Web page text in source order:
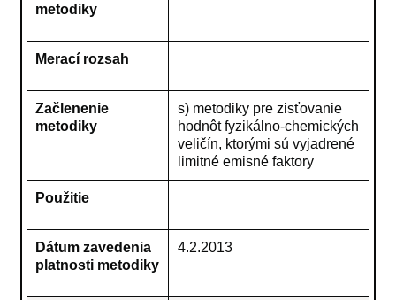
metodiky
Merací rozsah
Začlenenie
metodiky
s) metodiky pre zisťovanie
hodnôt fyzikálno-chemických
veličín, ktorými sú vyjadrené
limitné emisné faktory
Použitie
Dátum zavedenia
platnosti metodiky
4.2.2013